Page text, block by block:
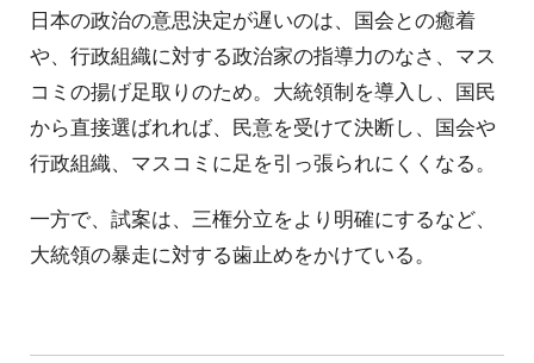
日本の政治の意思決定が遅いのは、国会との癒着
や、行政組織に対する政治家の指導力のなさ、マス
コミの揚げ足取りのため。大統領制を導入し、国民
から直接選ばれれば、民意を受けて決断し、国会や
行政組織、マスコミに足を引っ張られにくくなる。
一方で、試案は、三権分立をより明確にするなど、
大統領の暴走に対する歯止めをかけている。